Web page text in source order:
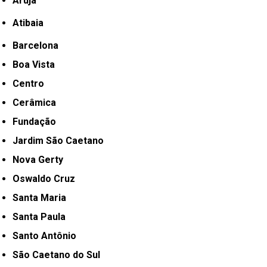
Atibaia
Barcelona
Boa Vista
Centro
Cerâmica
Fundação
Jardim São Caetano
Nova Gerty
Oswaldo Cruz
Santa Maria
Santa Paula
Santo Antônio
São Caetano do Sul